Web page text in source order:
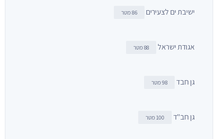
ישיבת ים לצעירים 86 מטר
אגודת ישראל 88 מטר
גן חבד 98 מטר
גן חב"ד 100 מטר